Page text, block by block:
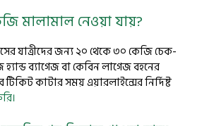
মালামাল নেওয়া যায়?
যাত্রীদের জন্য ২০ থেকে ৩০ কেজি চেক-
ব্যাগেজ বা কেবিন লাগেজ বহনের
কাটার সময় এয়ারলাইন্সের নির্দিষ্ট